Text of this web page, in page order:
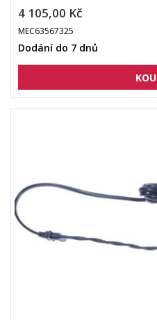
4 105,00 Kč
MEC63567325
Dodání do 7 dnů